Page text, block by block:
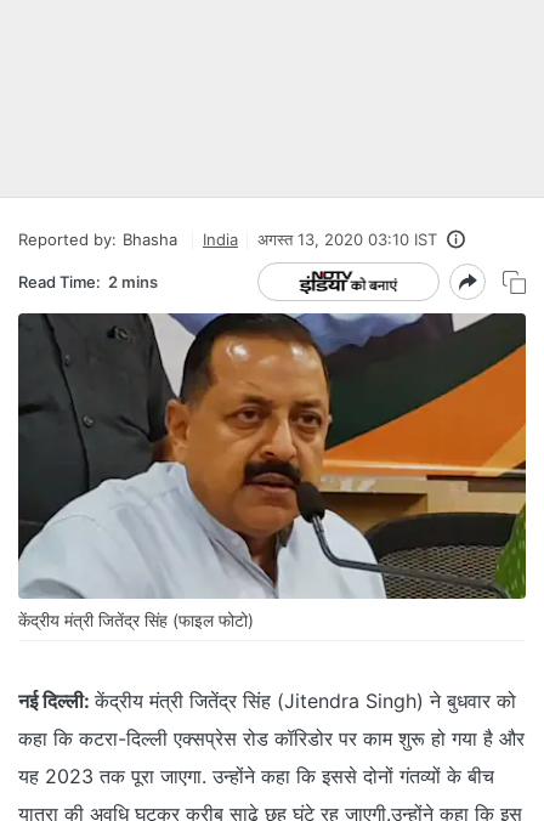
Reported by: Bhasha India अगस्त 13, 2020 03:10 IST
Read Time: 2 mins
केंद्रीय मंत्री जितेंद्र सिंह (फाइल फोटो)
नई दिल्ली: केंद्रीय मंत्री जितेंद्र सिंह (Jitendra Singh) ने बुधवार को
कहा कि कटरा-दिल्ली एक्सप्रेस रोड कॉरिडोर पर काम शुरू हो गया है और
यह 2023 तक पूरा जाएगा. उन्होंने कहा कि इससे दोनों गंतव्यों के बीच
यात्रा की अवधि घटकर करीब साढ़े छह घंटे रह जाएगी.उन्होंने कहा कि इस